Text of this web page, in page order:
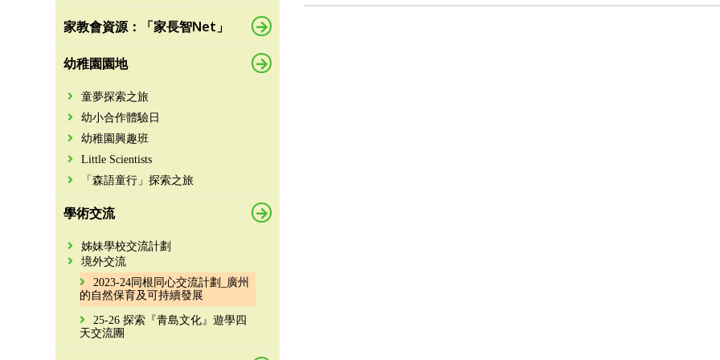
家教會資源：「家長智Net」
幼稚園園地
童夢探索之旅
幼小合作體驗日
幼稚園興趣班
Little Scientists
「森語童行」探索之旅
學術交流
姊妹學校交流計劃
境外交流
2023-24同根同心交流計劃_廣州
的自然保育及可持續發展
25-26 探索『青島文化』遊學四
天交流團